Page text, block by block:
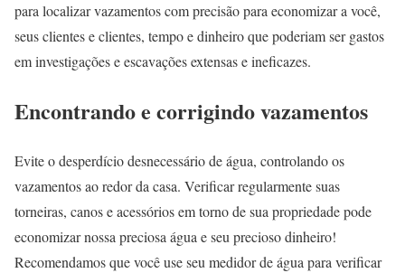
para localizar vazamentos com precisão para economizar a você,
seus clientes e clientes, tempo e dinheiro que poderiam ser gastos
em investigações e escavações extensas e ineficazes.
Encontrando e corrigindo vazamentos
Evite o desperdício desnecessário de água, controlando os
vazamentos ao redor da casa. Verificar regularmente suas
torneiras, canos e acessórios em torno de sua propriedade pode
economizar nossa preciosa água e seu precioso dinheiro!
Recomendamos que você use seu medidor de água para verificar